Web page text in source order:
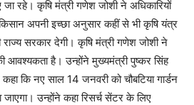
रहे। कृषि मंत्री गणेश जोशी ने अधिकारियों
अपनी इच्छा अनुसार कहीं से भी कृषि यंत्र
सरकार देगी। कृषि मंत्री गणेश जोशी ने
आवश्यकता है। उन्होंने मुख्यमंत्री पुष्कर सिंह
कि नए साल 14 जनवरी को चौबटिया गार्डन
उन्होंने कहा रिसर्च सेंटर के लिए